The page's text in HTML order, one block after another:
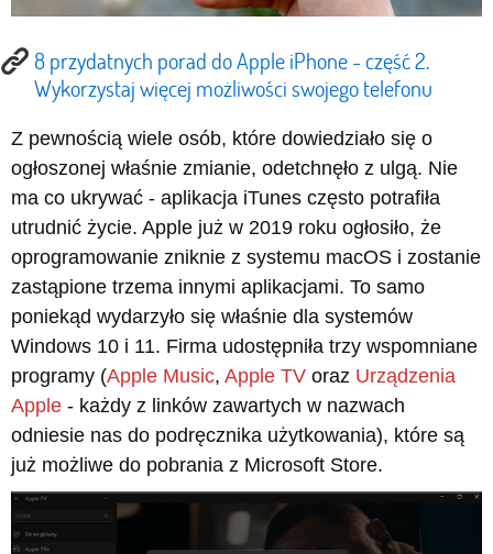
8 przydatnych porad do Apple iPhone - część 2.
Wykorzystaj więcej możliwości swojego telefonu
Z pewnością wiele osób, które dowiedziało się o
ogłoszonej właśnie zmianie, odetchnęło z ulgą. Nie
ma co ukrywać - aplikacja iTunes często potrafiła
utrudnić życie. Apple już w 2019 roku ogłosiło, że
oprogramowanie zniknie z systemu macOS i zostanie
zastąpione trzema innymi aplikacjami. To samo
poniekąd wydarzyło się właśnie dla systemów
Windows 10 i 11. Firma udostępniła trzy wspomniane
programy (Apple Music, Apple TV oraz Urządzenia
Apple - każdy z linków zawartych w nazwach
odniesie nas do podręcznika użytkowania), które są
już możliwe do pobrania z Microsoft Store.